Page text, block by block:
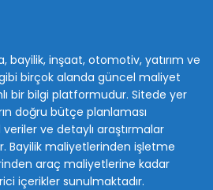
bayilik, inşaat, otomotiv, yatırım ve
birçok alanda güncel maliyet
bir bilgi platformudur. Sitede yer
doğru bütçe planlaması
ve detaylı araştırmalar
Bayilik maliyetlerinden işletme
araç maliyetlerine kadar
içerikler sunulmaktadır.